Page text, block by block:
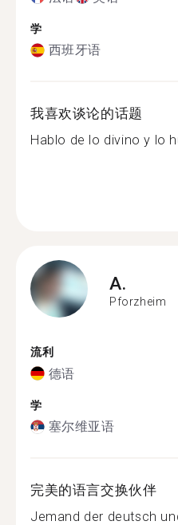
学
西班牙语
我喜欢谈论的话题
Hablo de lo divino y lo
A.
Pforzheim
流利
德语
学
塞尔维亚语
完美的语言交换伙伴
Jemand der deutsch